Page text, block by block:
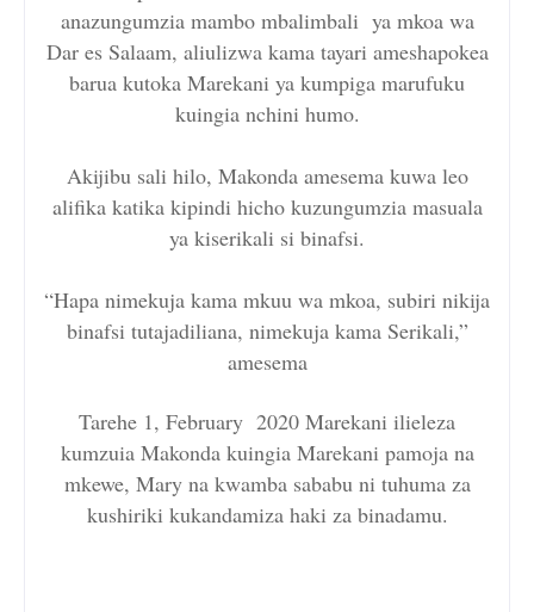
anazungumzia mambo mbalimbali ya mkoa wa
Dar es Salaam, aliulizwa kama tayari ameshapokea
barua kutoka Marekani ya kumpiga marufuku
kuingia nchini humo.
Akijibu sali hilo, Makonda amesema kuwa leo
alifika katika kipindi hicho kuzungumzia masuala
ya kiserikali si binafsi.
“Hapa nimekuja kama mkuu wa mkoa, subiri nikija
binafsi tutajadiliana, nimekuja kama Serikali,”
amesema
Tarehe 1, February 2020 Marekani ilieleza
kumzuia Makonda kuingia Marekani pamoja na
mkewe, Mary na kwamba sababu ni tuhuma za
kushiriki kukandamiza haki za binadamu.